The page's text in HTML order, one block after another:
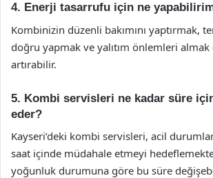
4. Enerji tasarrufu için ne
Kombinizin düzenli bakımını yaptırmak,
doğru yapmak ve yalıtım önlemleri
artırabilir.
5. Kombi servisleri ne kadar süre
eder?
Kayseri’deki kombi servisleri, acil
saat içinde müdahale etmeyi
yoğunluk durumuna göre bu süre